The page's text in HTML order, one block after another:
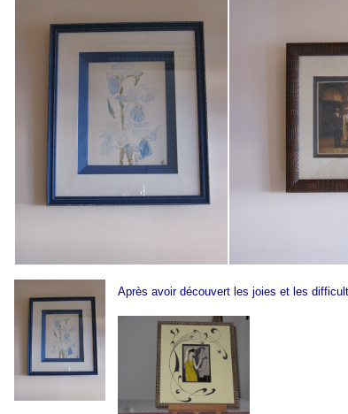
Après avoir découvert les joies et les